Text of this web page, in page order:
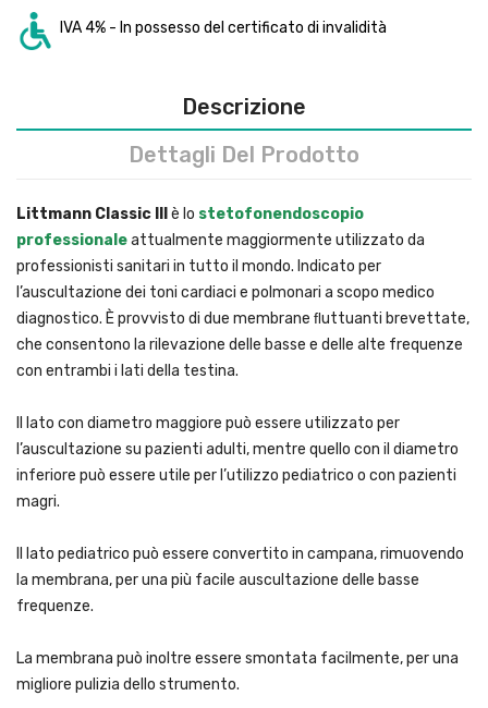
IVA 4% - In possesso del certificato di invalidità
Descrizione
Dettagli Del Prodotto
Littmann Classic III è lo stetofonendoscopio
professionaleattualmente maggiormente utilizzato da
professionisti sanitari in tutto il mondo. Indicato per
l’auscultazione dei toni cardiaci e polmonari a scopo medico
diagnostico. È provvisto di due membrane ﬂuttuanti brevettate,
che consentono la rilevazione delle basse e delle alte frequenze
con entrambi i lati della testina.
Il lato con diametro maggiore può essere utilizzato per
l’auscultazione su pazienti adulti, mentre quello con il diametro
inferiore può essere utile per l’utilizzo pediatrico o con pazienti
magri.
Il lato pediatrico può essere convertito in campana, rimuovendo
la membrana, per una più facile auscultazione delle basse
frequenze.
La membrana può inoltre essere smontata facilmente, per una
migliore pulizia dello strumento.